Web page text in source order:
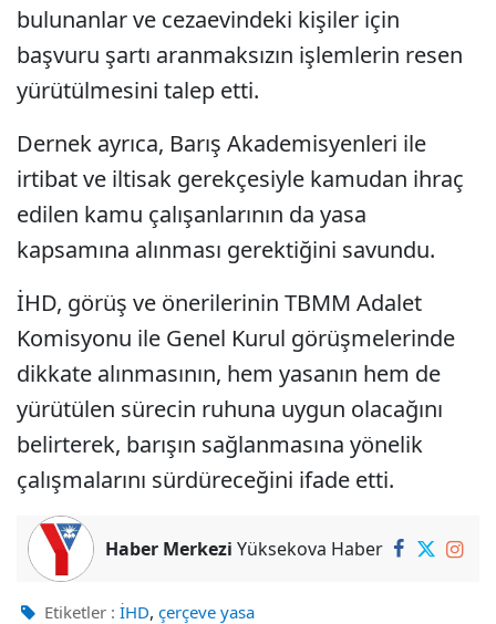
bulunanlar ve cezaevindeki kişiler için
başvuru şartı aranmaksızın işlemlerin resen
yürütülmesini talep etti.
Dernek ayrıca, Barış Akademisyenleri ile
irtibat ve iltisak gerekçesiyle kamudan ihraç
edilen kamu çalışanlarının da yasa
kapsamına alınması gerektiğini savundu.
İHD, görüş ve önerilerinin TBMM Adalet
Komisyonu ile Genel Kurul görüşmelerinde
dikkate alınmasının, hem yasanın hem de
yürütülen sürecin ruhuna uygun olacağını
belirterek, barışın sağlanmasına yönelik
çalışmalarını sürdüreceğini ifade etti.
Haber Merkezi Yüksekova Haber
Etiketler : İHD, çerçeve yasa